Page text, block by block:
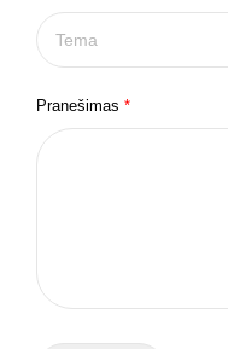
Pranešimas *